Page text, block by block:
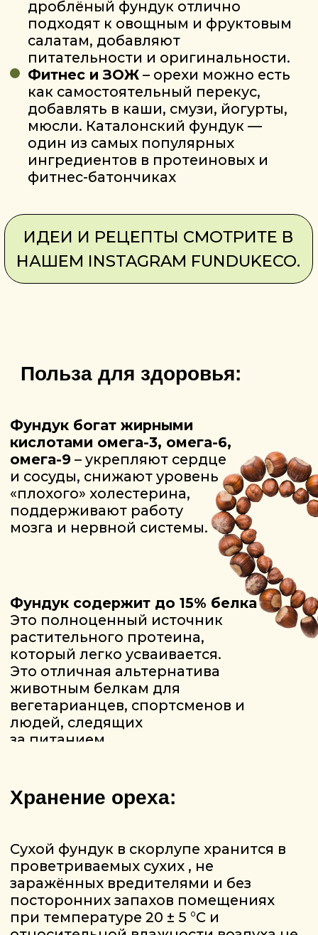
Адрес
2025. Все права защищены
Республика Беларусь, Минская обл.,
Молодечненский р-н, с/с Городиловский
д. Городилово, ул. Центральная, д. 3а
Общество с ограниченной ответственностью
«Вязовецкий сад»
ООО «Вязовецкий сад зарегистрировано
Минским облисполкомом 07.09.2016 с
регистрационным номером 690664843
Интернет-магазин в Торговом реестре
Республики Беларусь с 05.08.2025 под
номером 755085
Уполномоченные по защите прав
Способы оплаты товара и доставки в интернет-
магазине: 1) наличными денежными средствами в саду
или отделении Европочты; 2) банковской платёжной
карточкой в отделении Европочты; 3) банковской
платёжной карточкой в режиме «онлайн».
Способы доставки товара: 1) доставка «Европочтой»; 2)
+375447968810viaz.sad@gmail.com
Время работы:
Пн - Пт с 9:00 до 18:00
Минская обл., Беларусь.
Координаты: 54.275529, 26.825206
КАТАЛОГ
орех фундука
готовая продукция
посадочный
сувениры
оформление
заказа
доставка
дилеры в россии
Условия использования сайта
ОПЛАТА И ДОСТАВКА
САД ДЛЯ БИЗНЕСА
ОРЕХ ДЛЯ БИЗНЕСА
БАЗА ЗНАНИЙ
ПОСОБИЕ
ГЛАВНАЯ
О НАС
СЕМИНАР
КОНТАКТЫ
fundukecowebsite@gmail.com